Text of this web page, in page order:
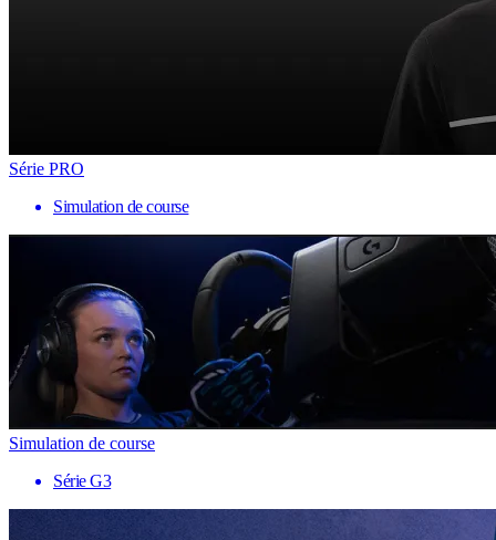
Série PRO
Simulation de course
Simulation de course
Série G3